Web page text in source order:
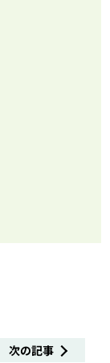
次の記事